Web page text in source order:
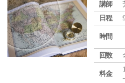
講師
日程
時間
回数
料金